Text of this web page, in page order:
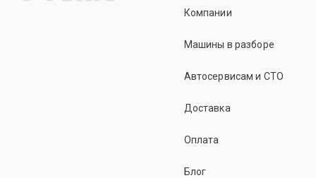
Компании
Машины в разборе
Автосервисам и СТО
Доставка
Оплата
Блог